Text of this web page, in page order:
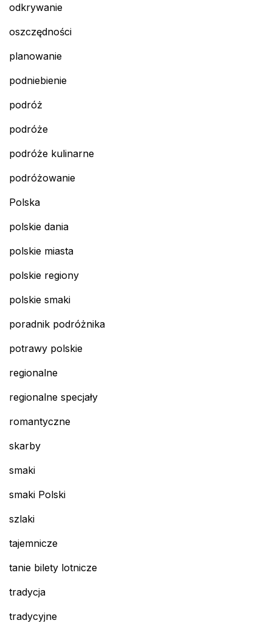
odkrywanie
oszczędności
planowanie
podniebienie
podróż
podróże
podróże kulinarne
podróżowanie
Polska
polskie dania
polskie miasta
polskie regiony
polskie smaki
poradnik podróżnika
potrawy polskie
regionalne
regionalne specjały
romantyczne
skarby
smaki
smaki Polski
szlaki
tajemnicze
tanie bilety lotnicze
tradycja
tradycyjne